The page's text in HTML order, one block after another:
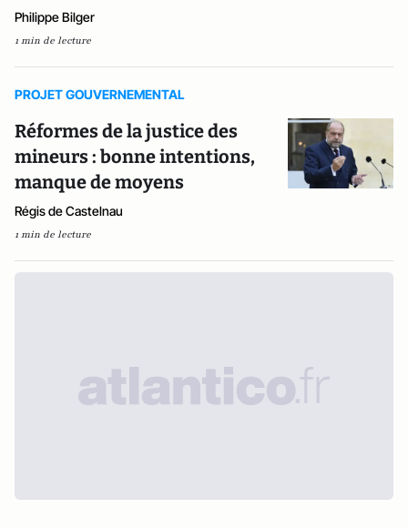
Philippe Bilger
1 min de lecture
PROJET GOUVERNEMENTAL
Réformes de la justice des
mineurs : bonne intentions,
manque de moyens
Régis de Castelnau
1 min de lecture